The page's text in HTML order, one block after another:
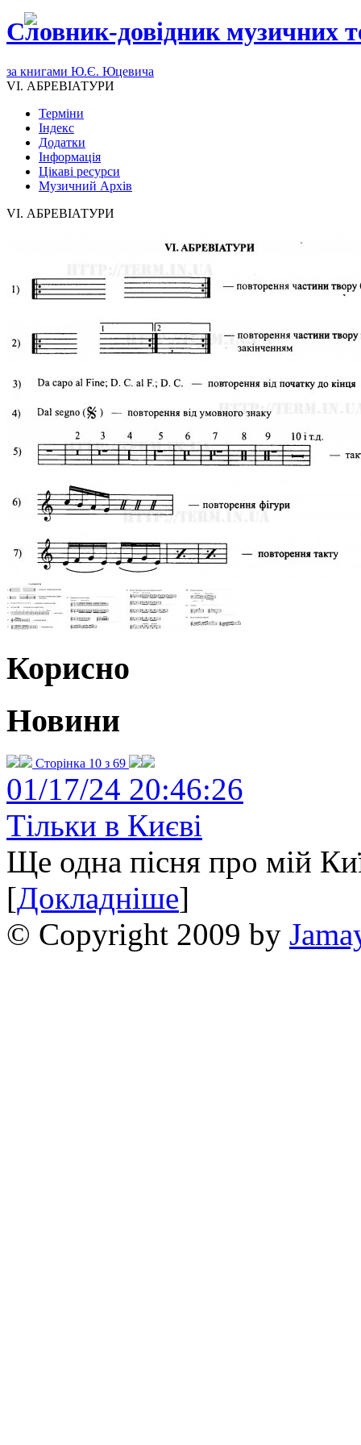
Словник-довідник музичних
за книгами Ю.Є. Юцевича
VI. АБРЕВІАТУРИ
Терміни
Індекс
Додатки
Інформація
Цікаві ресурси
Музичний Архів
VI. АБРЕВІАТУРИ
Корисно
Новини
Сторінка 10 з 69
01/17/24 20:46:26
Тільки в Києві
Ще одна пісня про мій
[Докладніше]
© Copyright 2009 by